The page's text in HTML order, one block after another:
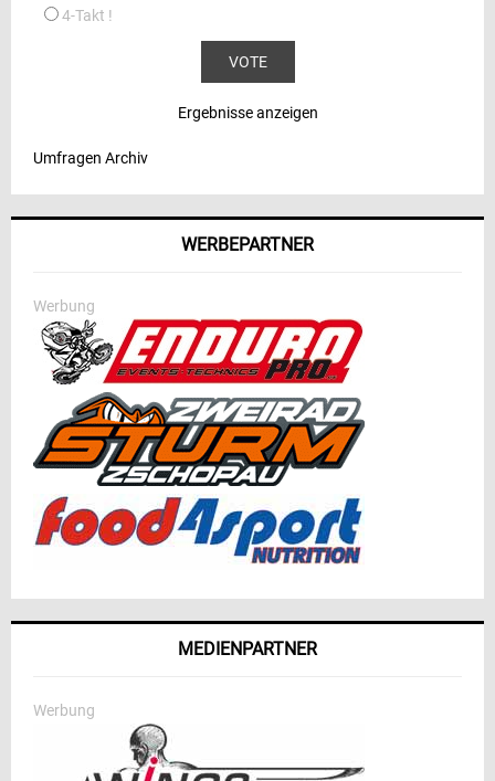
4-Takt !
Ergebnisse anzeigen
Umfragen Archiv
WERBEPARTNER
Werbung
MEDIENPARTNER
Werbung